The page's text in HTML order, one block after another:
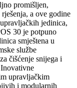
promišljen,
a ove godine
jedinica,
30 je potpuno
smještena u
službe
čišćenje snijega i
upravljačkim
i modularnih